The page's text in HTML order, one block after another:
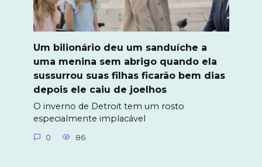
Um bilionário deu um sanduíche a
uma menina sem abrigo quando ela
sussurrou suas filhas ficarão bem dias
depois ele caiu de joelhos
O inverno de Detroit tem um rosto
especialmente implacável
0 86